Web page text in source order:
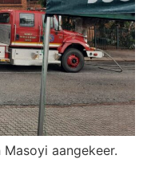
aangekeer.